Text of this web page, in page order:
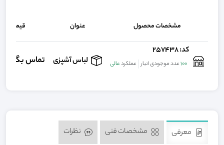
مشخصات محصول عنوان قیمت
کد: 257438
100عدد موجودی انبار عملکردعالی لباس آشپزی تماس بگيريد
معرفی